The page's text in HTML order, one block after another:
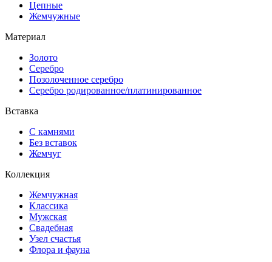
Цепные
Жемчужные
Материал
Золото
Серебро
Позолоченное серебро
Серебро родированное/платинированное
Вставка
С камнями
Без вставок
Жемчуг
Коллекция
Жемчужная
Классика
Мужская
Свадебная
Узел счастья
Флора и фауна